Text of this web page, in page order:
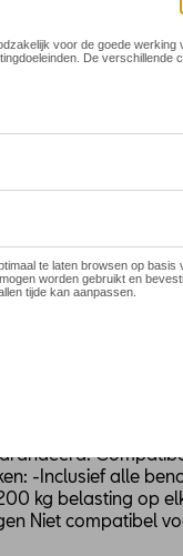
niet op stock
uw dealer
versterken het
te krijgen en
geplateerd
met
-Inclusief alle
kg belasting op
Niet compatibel